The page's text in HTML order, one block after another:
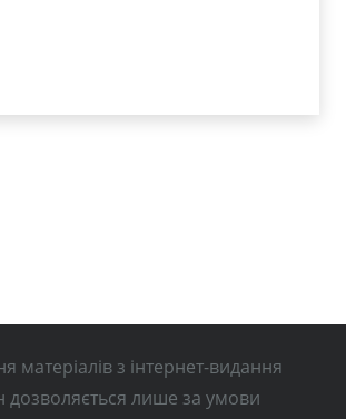
матеріалів з інтернет-видання
дозволяється лише за умови